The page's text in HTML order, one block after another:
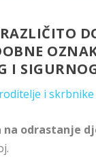
I
i skrbnike
odrastanje